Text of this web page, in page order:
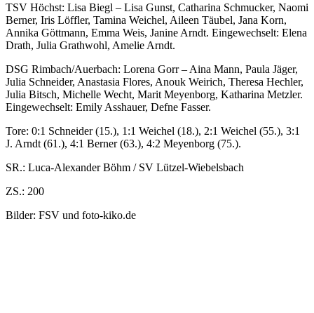
TSV Höchst: Lisa Biegl – Lisa Gunst, Catharina Schmucker, Naomi
Berner, Iris Löffler, Tamina Weichel, Aileen Täubel, Jana Korn,
Annika Göttmann, Emma Weis, Janine Arndt. Eingewechselt: Elena
Drath, Julia Grathwohl, Amelie Arndt.
DSG Rimbach/Auerbach: Lorena Gorr – Aina Mann, Paula Jäger,
Julia Schneider, Anastasia Flores, Anouk Weirich, Theresa Hechler,
Julia Bitsch, Michelle Wecht, Marit Meyenborg, Katharina Metzler.
Eingewechselt: Emily Asshauer, Defne Fasser.
Tore: 0:1 Schneider (15.), 1:1 Weichel (18.), 2:1 Weichel (55.), 3:1
J. Arndt (61.), 4:1 Berner (63.), 4:2 Meyenborg (75.).
SR.: Luca-Alexander Böhm / SV Lützel-Wiebelsbach
ZS.: 200
Bilder: FSV und foto-kiko.de